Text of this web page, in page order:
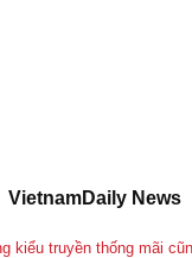
VietnamDaily News
kiểu truyền thống mãi